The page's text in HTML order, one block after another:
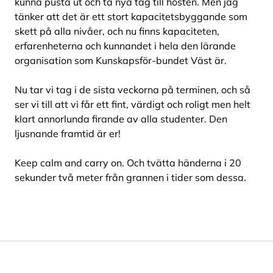
tänker att det är ett stort kapacitetsbyggande som
skett på alla nivåer, och nu finns kapaciteten,
erfarenheterna och kunnandet i hela den lärande
organisation som Kunskapsför-bundet Väst är.
Nu tar vi tag i de sista veckorna på terminen, och så
ser vi till att vi får ett fint, värdigt och roligt men helt
klart annorlunda firande av alla studenter. Den
ljusnande framtid är er!
Keep calm and carry on. Och tvätta händerna i 20
sekunder två meter från grannen i tider som dessa.